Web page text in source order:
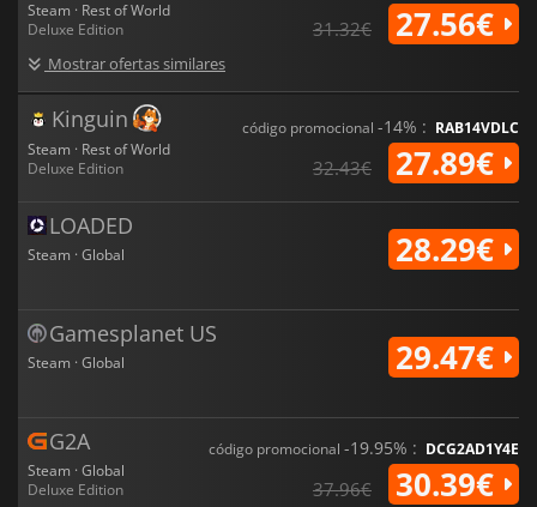
unen a las personas a través de la alquimia, la memoria y la
esperanza. Con su rica estética, sus entrañables personajes y
sus sistemas accesibles, ofrece una experiencia cautivadora
ambientada en el universo Atelier.
Steam · Rest of World
Deluxe Edition
Mostrar ofertas similares
31.32€ 27.56€
Kinguin
Steam · Rest of World
Deluxe Edition
código promocional -14% : RAB14VDLC
32.43€ 27.89€
LOADED
Steam · Global 28.29€
Gamesplanet US
Steam · Global 29.47€
G2A
Steam · Global
Deluxe Edition
código promocional -19.95% : DCG2AD1Y4E
37.96€ 30.39€